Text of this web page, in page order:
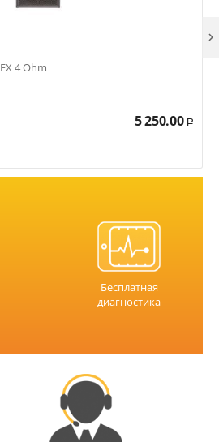
4 Ohm
5 250.00 Р

Бесплатная
диагностика